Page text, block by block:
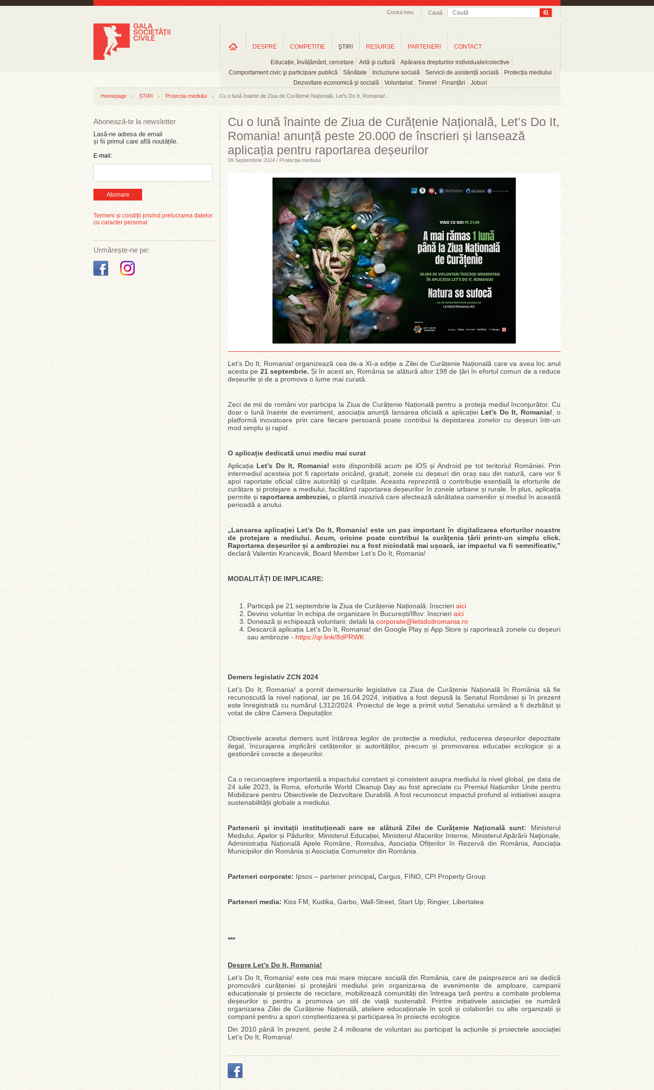
Caută
Contul meu
DESPRE COMPETIȚIE ŞTIRI
Educație, învățământ, cercetare Artă şi cultură
Apărarea drepturilor individuale/colective
Comportament civic şi participare publică
Sănătate Incluziune socială Servicii de asistență socială
Protecția mediului
Dezvoltare economică şi socială
Voluntariat Tineret Finanțări Joburi
RESURSE PARTENERI CONTACT
Homepage ȘTIRI Protecția mediului Cu o lună înainte de Ziua de Curățenie Națională, Let’s Do It, Romania!...
Abonează-te la newsletter
Lasă-ne adresa de email
și fii primul care află noutățile.
E-mail:
Abonare
Termeni și condiții privind prelucrarea datelor
cu caracter personal
Urmărește-ne pe:
Cu o lună înainte de Ziua de Curățenie Națională, Let’s Do It,
Romania! anunță peste 20.000 de înscrieri și lansează
aplicația pentru raportarea deșeurilor
09 Septembrie 2024 / Protecția mediului
Let’s Do It, Romania! organizează cea de-a XI-a ediție a Zilei de Curățenie Națională care va avea loc anul
acesta pe 21 septembrie. Și în acest an, România se alătură altor 198 de țări în efortul comun de a reduce
deșeurile și de a promova o lume mai curată.
Zeci de mii de români vor participa la Ziua de Curățenie Națională pentru a proteja mediul înconjurător. Cu
doar o lună înainte de eveniment, asociația anunță lansarea oficială a aplicației Let’s Do It, Romania! , o
platformă inovatoare prin care fiecare persoană poate contribui la depistarea zonelor cu deșeuri într-un
mod simplu și rapid.
O aplicație dedicată unui mediu mai curat
Aplicația Let’s Do It, Romania! este disponibilă acum pe iOS și Android pe tot teritoriul României. Prin
intermediul acesteia pot fi raportate oricând, gratuit, zonele cu deșeuri din oraș sau din natură, care vor fi
apoi raportate oficial către autorități și curățate. Aceasta reprezintă o contribuție esențială la eforturile de
curățare și protejare a mediului, facilitând raportarea deșeurilor în zonele urbane și rurale. În plus, aplicația
permite și raportarea ambroziei, o plantă invazivă care afectează sănătatea oamenilor și mediul în această
perioadă a anului.
„Lansarea aplicației Let’s Do It, Romania! este un pas important în digitalizarea eforturilor noastre
de protejare a mediului. Acum, oricine poate contribui la curățenia țării printr-un simplu click.
Raportarea deșeurilor și a ambroziei nu a fost niciodată mai ușoară, iar impactul va fi semnificativ,”
declară Valentin Krancevik, Board Member Let’s Do It, Romania!
MODALITĂȚI DE IMPLICARE:
Participă pe 21 septembrie la Ziua de Curățenie Națională: înscrieri aici
Devino voluntar în echipa de organizare în București/Ilfov: înscrieri aici
Donează și echipează voluntarii: detalii la corporate@letsdoitromania.ro
Descarcă aplicația Let’s Do It, Romania! din Google Play și App Store și raportează zonele cu deșeuri
sau ambrozie - https://qr.link/8dPRWK
Demers legislativ ZCN 2024
Let’s Do It, Romania! a pornit demersurile legislative ca Ziua de Curățenie Națională în România să fie
recunoscută la nivel național, iar pe 16.04.2024, inițiativa a fost depusă la Senatul României și în prezent
este înregistrată cu numărul L312/2024. Proiectul de lege a primit votul Senatului urmând a fi dezbătut și
votat de către Camera Deputaților.
Obiectivele acestui demers sunt întărirea legilor de protecție a mediului, reducerea deșeurilor depozitate
ilegal, încurajarea implicării cetățenilor și autorităților, precum și promovarea educației ecologice și a
gestionării corecte a deșeurilor.
Ca o recunoaștere importantă a impactului constant și consistent asupra mediului la nivel global, pe data de
24 iulie 2023, la Roma, eforturile World Cleanup Day au fost apreciate cu Premiul Națiunilor Unite pentru
Mobilizare pentru Obiectivele de Dezvoltare Durabilă. A fost recunoscut impactul profund al initiativei asupra
sustenabilității globale a mediului.
Partenerii și invitații instituționali care se alătură Zilei de Curățenie Națională sunt: Ministerul
Mediului, Apelor și Pădurilor, Ministerul Educației, Ministerul Afacerilor Interne, Ministerul Apărării Naţionale,
Administrația Națională Apele Române, Romsilva, Asociația Ofițerilor în Rezervă din România, Asociația
Municipiilor din România și Asociația Comunelor din România.
Parteneri corporate: Ipsos – partener principal, Cargus, FINO, CPI Property Group.
Parteneri media: Kiss FM, Kudika, Garbo, Wall-Street, Start Up, Ringier, Libertatea
***
Despre Let’s Do It, Romania!
Let’s Do It, Romania! este cea mai mare mișcare socială din România, care de paisprezece ani se dedică
promovării curățeniei și protejării mediului prin organizarea de evenimente de amploare, campanii
educaționale și proiecte de reciclare, mobilizează comunități din întreaga țară pentru a combate problema
deșeurilor și pentru a promova un stil de viață sustenabil. Printre inițiativele asociației se numără
organizarea Zilei de Curățenie Națională, ateliere educaționale în școli și colaborări cu alte organizații și
companii pentru a spori conștientizarea și participarea în proiecte ecologice.
Din 2010 până în prezent, peste 2.4 milioane de voluntari au participat la acțiunile și proiectele asociației
Let’s Do It, Romania!.